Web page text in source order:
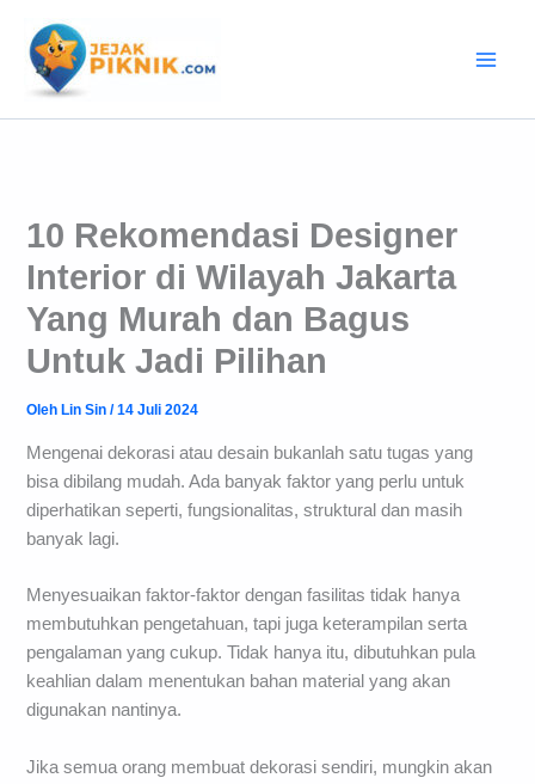
konten
10 Rekomendasi Designer
Interior di Wilayah Jakarta
Yang Murah dan Bagus
Untuk Jadi Pilihan
Oleh Lin Sin/14 Juli 2024
Mengenai dekorasi atau desain bukanlah satu tugas yang
bisa dibilang mudah. Ada banyak faktor yang perlu untuk
diperhatikan seperti, fungsionalitas, struktural dan masih
banyak lagi.
Menyesuaikan faktor-faktor dengan fasilitas tidak hanya
membutuhkan pengetahuan, tapi juga keterampilan serta
pengalaman yang cukup. Tidak hanya itu, dibutuhkan pula
keahlian dalam menentukan bahan material yang akan
digunakan nantinya.
Jika semua orang membuat dekorasi sendiri, mungkin akan